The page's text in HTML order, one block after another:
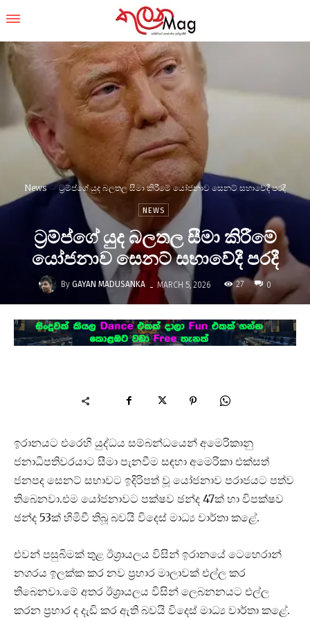
News ට්‍රම්ප්ගේ යුද බලතල සීමා කිරීමේ යෝජනාව සෙනට් සභාවේදී පරදී
NEWS
ට්‍රම්ප්ගේ යුද බලතල සීමා කිරීමේ
යෝජනාව සෙනට් සභාවේදී පරදී
By GAYAN MADUSANKA - MARCH 5, 2026 27 0
ඉරානයට එරෙහි යුද්ධය සම්බන්ධයෙන් අමෙරිකානු
ජනාධිපතිවරයාට සීමා පැනවීම සඳහා අමෙරිකා එක්සත්
ජනපද සෙනට් සභාවට ඉදිරිපත් වූ යෝජනාව පරාජයට පත්ව
තිබෙනවා.එම යෝජනාවට පක්ෂව ඡන්ද 47ක් හා විපක්ෂව
ඡන්ද 53ක් හිමිවී තිබූ බවයි විදෙස් මාධ්‍ය වාර්තා කළේ.
එවන් පසුබිමක් තුළ ඊශ්‍රායලය විසින් ඉරානයේ ටෙහෙරාන්
නගරය ඉලක්ක කර නව ප්‍රහාර මාලාවක් එල්ල කර
තිබෙනවා.මේ අතර ඊශ්‍රායලය විසින් ලෙබනනයට එල්ල
කරන ප්‍රහාර ද දැඩි කර ඇති බවයි විදෙස් මාධ්‍ය වාර්තා කළේ.